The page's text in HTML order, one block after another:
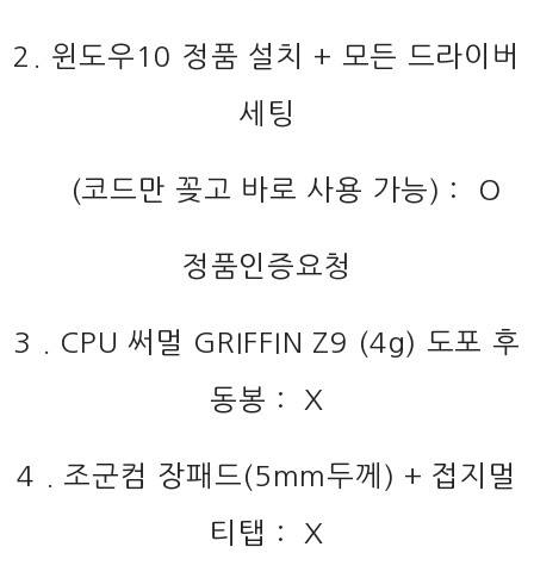
2. 윈도우10 정품 설치 + 모든 드라이버
세팅
(코드만 꽂고 바로 사용 가능) : O
정품인증요청
3 . CPU 써멀 GRIFFIN Z9 (4g) 도포 후
동봉 : X
4 . 조군컴 장패드(5mm두께) + 접지멀
티탭 : X